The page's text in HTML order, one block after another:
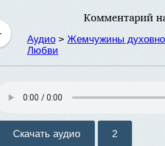
Комментарий
Аудио > Жемчужины
Любви
Скачать аудио 2